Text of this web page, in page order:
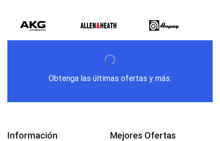
Obtenga las últimas ofertas y más.
Información Mejores Ofertas